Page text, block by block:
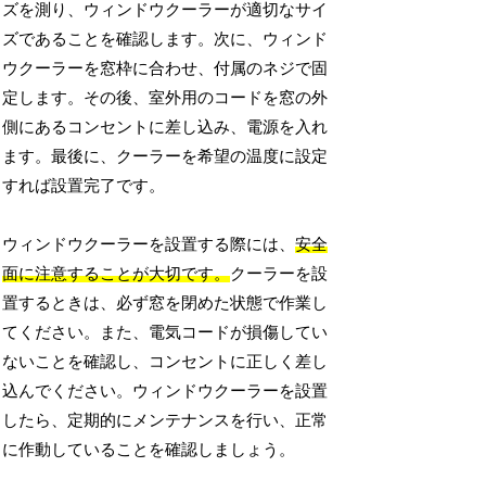
ズを測り、ウィンドウクーラーが適切なサイ
ズであることを確認します。次に、ウィンド
ウクーラーを窓枠に合わせ、付属のネジで固
定します。その後、室外用のコードを窓の外
側にあるコンセントに差し込み、電源を入れ
ます。最後に、クーラーを希望の温度に設定
すれば設置完了です。
ウィンドウクーラーを設置する際には、安全
面に注意することが大切です。クーラーを設
置するときは、必ず窓を閉めた状態で作業し
てください。また、電気コードが損傷してい
ないことを確認し、コンセントに正しく差し
込んでください。ウィンドウクーラーを設置
したら、定期的にメンテナンスを行い、正常
に作動していることを確認しましょう。